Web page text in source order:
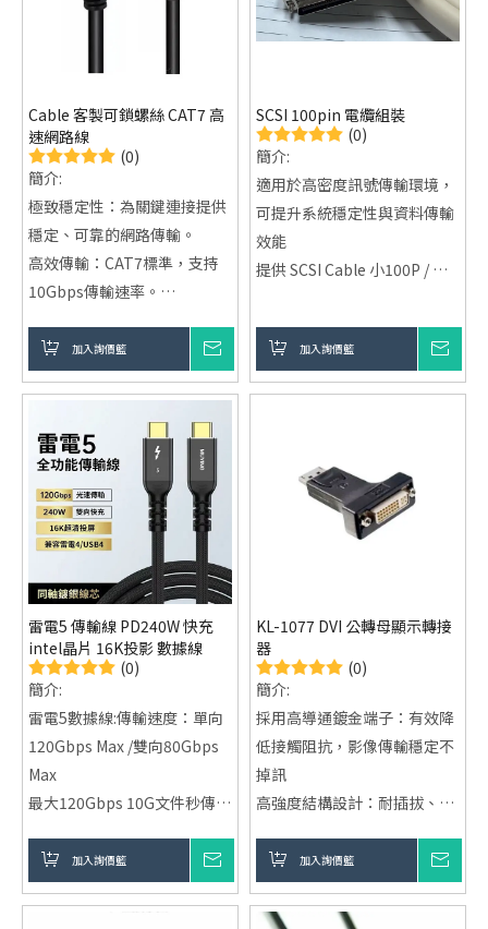
Cable 客製可鎖螺絲 CAT7 高
速網路線
(0)
簡介:
極致穩定性：為關鍵連接提供
穩定、可靠的網路傳輸。
高效傳輸：CAT7標準，支持
10Gbps傳輸速率。
抵抗電磁干擾，保證數據流
暢。
可鎖設計：確保物理連接穩
固，避免斷開，適合複雜環
境。
客製化服務：根據客戶需求提
供定制服務，完美匹配各種應
用場景。
加入詢價籃
SCSI 100pin 電纜組裝
(0)
簡介:
適用於高密度訊號傳輸環境，
可提升系統穩定性與資料傳輸
效能
提供 SCSI Cable 小100P / 大
接頭形式可選 100P 高密度連
接器公頭 / 母頭
採用多芯屏蔽結構設計，具備
ODM 與客製化線材服務
加入詢價籃
雷電5 傳輸線 PD240W 快充
intel晶片 16K投影 數據線
(0)
簡介:
雷電5數據線:傳輸速度：單向
120Gbps Max /雙向80Gbps
Max
最大120Gbps 10G文件秒傳輸
(JHL9480)
輸出：240W Max
充電 + 視訊影音 + 數據傳輸 (3
加入詢價籃
KL-1077 DVI 公轉母顯示轉接
器
(0)
簡介:
採用高導通鍍金端子：有效降
低接觸阻抗，影像傳輸穩定不
掉訊
高強度結構設計：耐插拔、不
廣泛設備相容性：適用顯示
器、顯示卡、控制設備等多元
應用
加入詢價籃